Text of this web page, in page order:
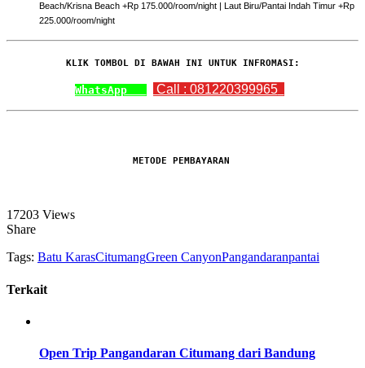
Beach/Krisna Beach +Rp 175.000/room/night | Laut Biru/Pantai Indah Timur +Rp
225.000/room/night
KLIK TOMBOL DI BAWAH INI UNTUK INFROMASI:
WhatsApp Call : 081220399965
METODE PEMBAYARAN
17203 Views
Share
Tags: Batu KarasCitumangGreen CanyonPangandaranpantai
Terkait
Open Trip Pangandaran Citumang dari Bandung